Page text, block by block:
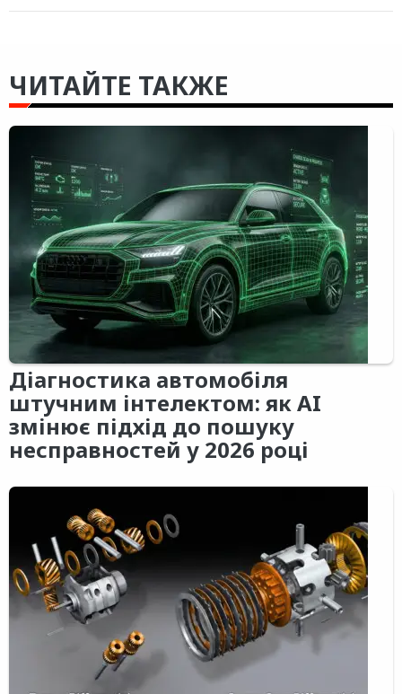
ЧИТАЙТЕ ТАКЖЕ
Діагностика автомобіля
штучним інтелектом: як AI
змінює підхід до пошуку
несправностей у 2026 році